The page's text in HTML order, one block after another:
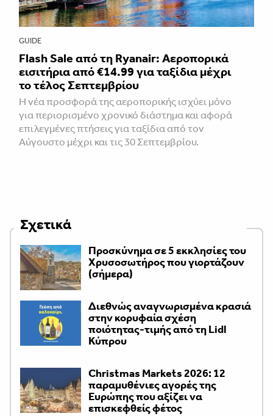
GUIDE
Flash Sale από τη Ryanair: Αεροπορικά
εισιτήρια από €14.99 για ταξίδια μέχρι
το τέλος Σεπτεμβρίου
Η νέα προσφορά της αεροπορικής ισχύει μόνο
για περιορισμένο χρονικό διάστημα και αφορά
επιλεγμένες πτήσεις για ταξίδια από τον
Αύγουστο μέχρι και τις 30 Σεπτεμβρίου.
Σχετικά
Προσκύνημα σε 5 εκκλησίες του
Χρυσοσωτήρος που γιορτάζουν
(σήμερα)
Διεθνώς αναγνωρισμένα κρασιά
στην κορυφαία σχέση
ποιότητας-τιμής από τη Lidl
Κύπρου
Christmas Markets 2026: 12
παραμυθένιες αγορές της
Ευρώπης που αξίζει να
επισκεφθείς φέτος